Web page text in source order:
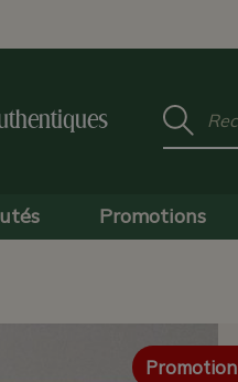
Mot
clé
Promotions
Promotion